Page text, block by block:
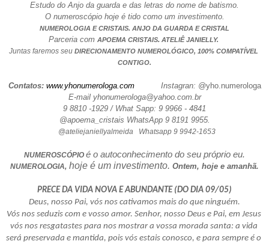
Estudo do Anjo da guarda e das letras do nome de batismo.
O numeroscópio hoje é tido como um investimento.
NUMEROLOGIA E CRISTAIS. ANJO DA GUARDA E CRISTAL
Parceria com APOEMA CRISTAIS. ATELIÊ JANIELLY.
Juntas faremos seu DIRECIONAMENTO NUMEROLÓGICO, 100% COMPATÍVEL
CONTIGO.
Contatos: www.yhonumerologa.com Instagran: @yho.numerologa
E-mail yhonumerologa@yahoo.com.br
9 8810 -1929 / What Sapp: 9 9966 - 4841
@apoema_cristais WhatsApp 9 8191 9955.
@ateliejaniellyalmeida   Whatsapp 9 9942-1653
NUMEROSCÓPIO é o autoconhecimento do seu próprio eu.
NUMEROLOGIA, hoje é um investimento. Ontem, hoje e amanhã.
PRECE DA VIDA NOVA E ABUNDANTE (DO DIA 09/05)
Deus, nosso Pai, vós nos cativamos mais do que ninguém.
Vós nos seduzis com e vosso amor. Senhor, nosso Deus e Pai, em Jesus
vós nos resgatastes para nos mostrar a vossa morada santa: a vida
será preservada e mantida, pois vós estais conosco, e para sempre é o